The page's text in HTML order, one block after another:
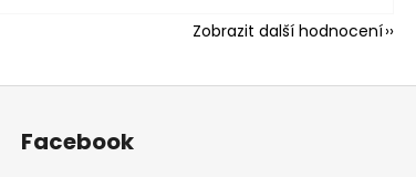
Zobrazit další hodnocení
Facebook